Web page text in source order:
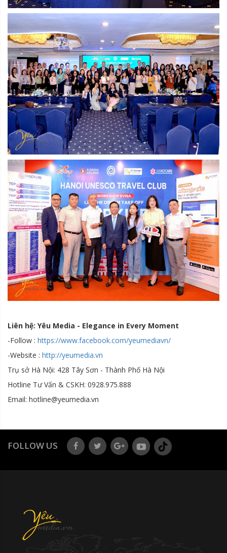
Liên hệ: Yêu Media - Elegance in Every Moment
-Follow : https://www.facebook.com/yeumediavn/
-Website : http://yeumedia.vn
Trụ sở Hà Nội: 428 Tây Sơn - Thành Phố Hà Nội
Hotline Tư Vấn & CSKH: 0928.975.888
Email: hotline@yeumedia.vn
FOLLOW US